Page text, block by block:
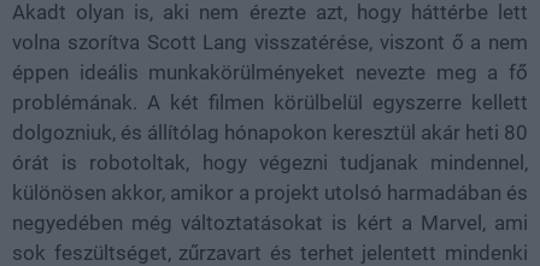
Akadt olyan is, aki nem érezte azt, hogy háttérbe lett
volna szorítva Scott Lang visszatérése, viszont ő a nem
éppen ideális munkakörülményeket nevezte meg a fő
problémának. A két filmen körülbelül egyszerre kellett
dolgozniuk, és állítólag hónapokon keresztül akár heti 80
órát is robotoltak, hogy végezni tudjanak mindennel,
különösen akkor, amikor a projekt utolsó harmadában és
negyedében még változtatásokat is kért a Marvel, ami
sok feszültséget, zűrzavart és terhet jelentett mindenki